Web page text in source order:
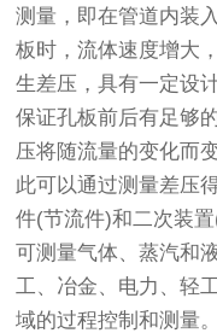
测量，即在管道内装
板时，流体速度增大
生差压，具有一定设
保证孔板前后有足够
压将随流量的变化而
此可以通过测量差压
件(节流件)和二次装
可测量气体、蒸汽和
工、冶金、电力、轻
域的过程控制和测量。